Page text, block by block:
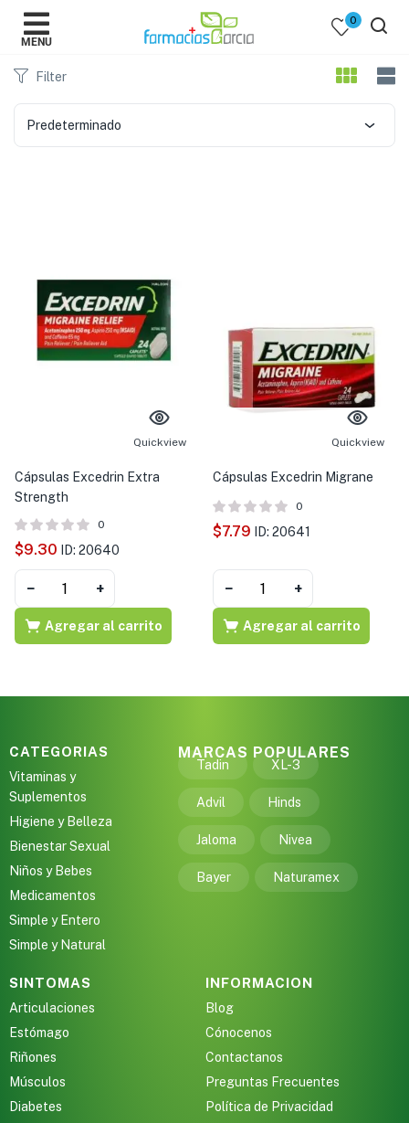
)
Bebes )
MENU
0
Filter
Predeterminado
Quickview
Cápsulas Excedrin Extra
Strength
0
$9.30 ID: 20640
− +
Agregar al carrito
Quickview
Cápsulas Excedrin Migrane
0
$7.79 ID: 20641
− +
Agregar al carrito
CATEGORIAS
Vitaminas y
Suplementos
Higiene y Belleza
Bienestar Sexual
Niños y Bebes
Medicamentos
Simple y Entero
Simple y Natural
MARCAS POPULARES
Tadin XL-3
Advil Hinds
Jaloma Nivea
Bayer Naturamex
SINTOMAS
Articulaciones
Estómago
Riñones
Músculos
Diabetes
INFORMACION
Blog
Cónocenos
Contactanos
Preguntas Frecuentes
Política de Privacidad